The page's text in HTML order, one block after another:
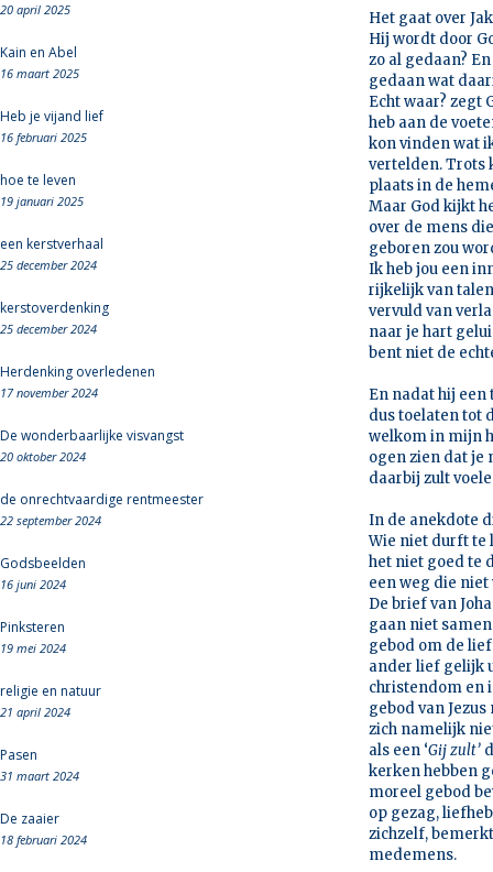
20 april 2025
Kain en Abel
16 maart 2025
Heb je vijand lief
16 februari 2025
hoe te leven
19 januari 2025
een kerstverhaal
25 december 2024
kerstoverdenking
25 december 2024
Herdenking overledenen
17 november 2024
De wonderbaarlijke visvangst
20 oktober 2024
de onrechtvaardige rentmeester
22 september 2024
Godsbeelden
16 juni 2024
Pinksteren
19 mei 2024
religie en natuur
21 april 2024
Pasen
31 maart 2024
De zaaier
18 februari 2024
Het gaat over
Hij wordt door
zo al gedaan?
gedaan wat
Echt waar? zegt
heb aan de
kon vinden wat
vertelden. Trots
plaats in de
Maar God kijkt
over de mens
geboren zou
Ik heb jou een
rijkelijk van
vervuld van
naar je hart
bent niet de
En nadat hij een
dus toelaten tot
welkom in mijn
ogen zien dat je
daarbij zult
In de anekdote
Wie niet durft te
het niet goed te
een weg die niet
De brief van
gaan niet
gebod om de
ander lief gelijk
christendom en
gebod van
zich namelijk
als een ‘Gij zult’
kerken hebben
moreel gebod
op gezag,
zichzelf,
medemens.